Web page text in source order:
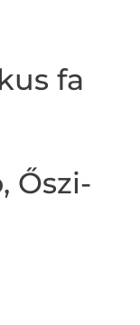
fa
Őszi-